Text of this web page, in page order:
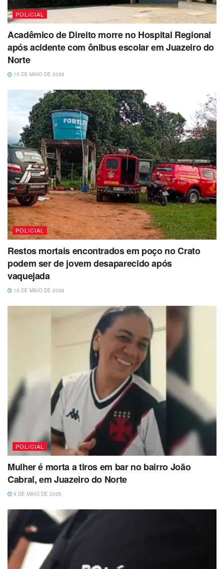
POLICIAL
Acadêmico de Direito morre no Hospital Regional
após acidente com ônibus escolar em Juazeiro do
Norte
15 DE MAIO DE 2026
POLICIAL
Restos mortais encontrados em poço no Crato
podem ser de jovem desaparecido após
vaquejada
15 DE MAIO DE 2026
POLICIAL
Mulher é morta a tiros em bar no bairro João
Cabral, em Juazeiro do Norte
9 DE MAIO DE 2026